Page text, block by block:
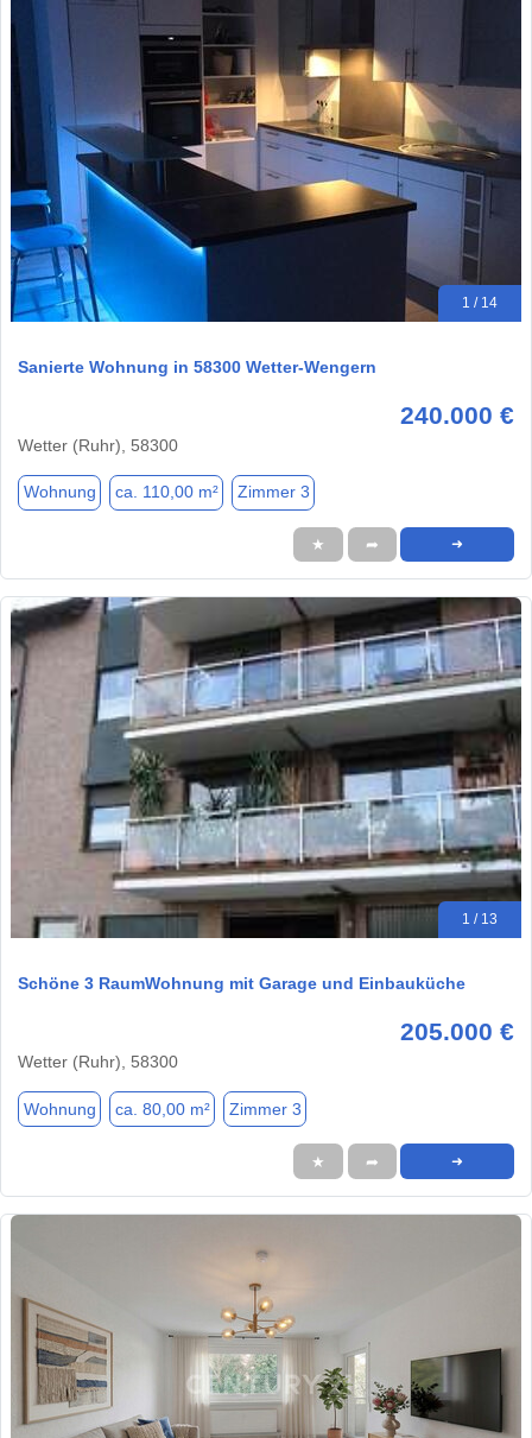
1 / 14
Sanierte Wohnung in 58300 Wetter-Wengern
240.000 €
Wetter (Ruhr), 58300
Wohnung ca. 110,00 m² Zimmer 3
★ ➦ ➜
1 / 13
Schöne 3 RaumWohnung mit Garage und Einbauküche
205.000 €
Wetter (Ruhr), 58300
Wohnung ca. 80,00 m² Zimmer 3
★ ➦ ➜